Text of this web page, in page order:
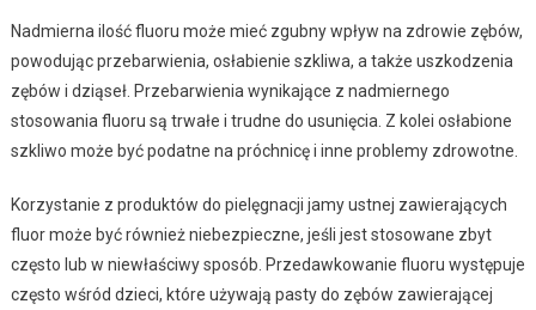
Nadmierna ilość fluoru może mieć zgubny wpływ na zdrowie zębów,
powodując przebarwienia, osłabienie szkliwa, a także uszkodzenia
zębów i dziąseł. Przebarwienia wynikające z nadmiernego
stosowania fluoru są trwałe i trudne do usunięcia. Z kolei osłabione
szkliwo może być podatne na próchnicę i inne problemy zdrowotne.
Korzystanie z produktów do pielęgnacji jamy ustnej zawierających
fluor może być również niebezpieczne, jeśli jest stosowane zbyt
często lub w niewłaściwy sposób. Przedawkowanie fluoru występuje
często wśród dzieci, które używają pasty do zębów zawierającej